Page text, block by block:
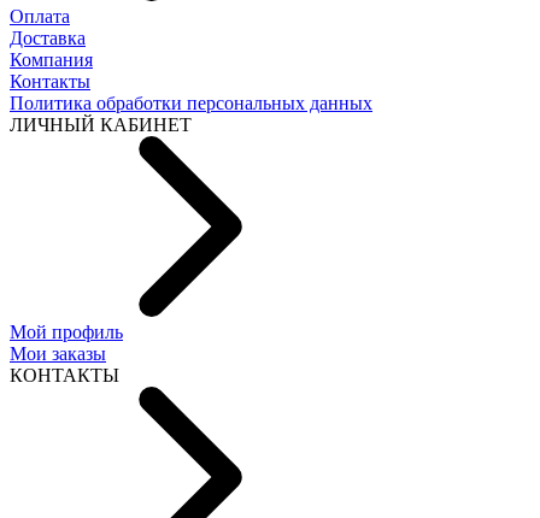
Оплата
Доставка
Компания
Контакты
Политика обработки персональных данных
ЛИЧНЫЙ КАБИНЕТ
Мой профиль
Мои заказы
КОНТАКТЫ